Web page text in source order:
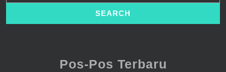
Pos-Pos Terbaru